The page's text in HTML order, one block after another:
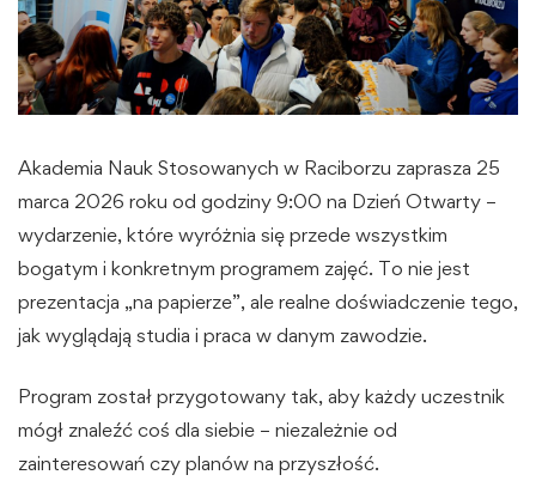
Akademia Nauk Stosowanych w Raciborzu zaprasza 25
marca 2026 roku od godziny 9:00 na Dzień Otwarty –
wydarzenie, które wyróżnia się przede wszystkim
bogatym i konkretnym programem zajęć. To nie jest
prezentacja „na papierze”, ale realne doświadczenie tego,
jak wyglądają studia i praca w danym zawodzie.
Program został przygotowany tak, aby każdy uczestnik
mógł znaleźć coś dla siebie – niezależnie od
zainteresowań czy planów na przyszłość.